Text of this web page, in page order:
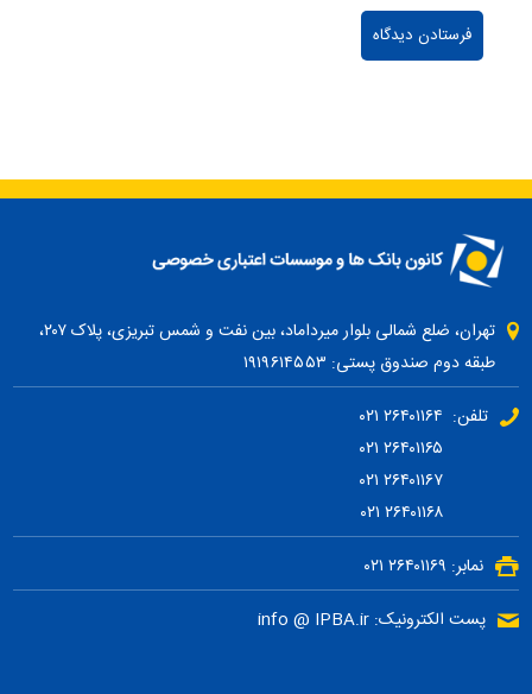
تهران، ضلع شمالی بلوار میرداماد، بین نفت و شمس تبریزی، پلاک ۲۰۷،
طبقه دوم صندوق پستی: ۱۹۱۹۶۱۴۵۵۳
تلفن: ۲۶۴۰۱۱۶۴ ۰۲۱
۲۶۴۰۱۱۶۷ ۰۲۱
۲۶۴۰۱۱۶۸ ۰۲۱
نمابر: ۲۶۴۰۱۱۶۹ ۰۲۱
پست الکترونیک: info @ IPBA.ir